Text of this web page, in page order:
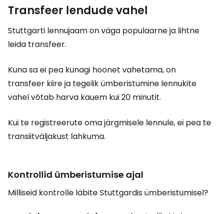
Transfeer lendude vahel
Stuttgarti lennujaam on väga populaarne ja lihtne
leida transfeer.
Kuna sa ei pea kunagi hoonet vahetama, on
transfeer kiire ja tegelik ümberistumine lennukite
vahel võtab harva kauem kui 20 minutit.
Kui te registreerute oma järgmisele lennule, ei pea te
transiitväljakust lahkuma.
Kontrollid ümberistumise ajal
Milliseid kontrolle läbite Stuttgardis ümberistumisel?